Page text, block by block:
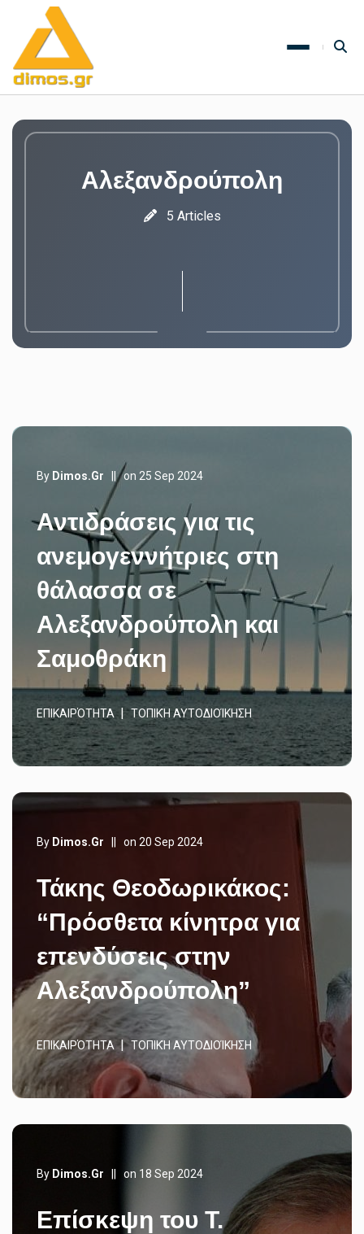
Αλεξανδρούπολη
5 Articles
By Dimos.gr ||on 25 Sep 2024
Αντιδράσεις για τις
ανεμογεννήτριες στη
θάλασσα σε
Αλεξανδρούπολη και
Σαμοθράκη
ΕΠΙΚΑΙΡΌΤΗΤΑ ΤΟΠΙΚΉ ΑΥΤΟΔΙΟΊΚΗΣΗ
By Dimos.gr on 20 Sep 2024
Τάκης Θεοδωρικάκος:
“Πρόσθετα κίνητρα για
επενδύσεις στην
Αλεξανδρούπολη”
ΕΠΙΚΑΙΡΌΤΗΤΑ ΤΟΠΙΚΉ ΑΥΤΟΔΙΟΊΚΗΣΗ
By Dimos.gr on 18 Sep 2024
Επίσκεψη του Τ.